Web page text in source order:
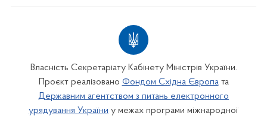
Власність Секретаріату Кабінету Міністрів України.
Проєкт реалізовано Фондом Східна Європата
Державним агентством з питань електронного
урядування України у межах програми міжнародної